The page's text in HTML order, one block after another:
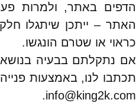
הדפים באתר, ולמרות
האתר – ייתכן שיתגלו
כראוי או שטרם הונגשו.
אם נתקלתם בבעיה
תכתבו לנו, באמצעות
info@king2k.com.